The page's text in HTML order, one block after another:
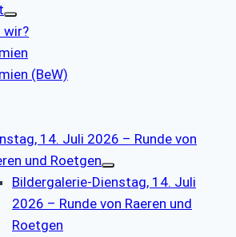
wir?
(BeW)
14. Juli 2026 – Runde von
und Roetgen
Bildergalerie-Dienstag, 14. Juli
2026 – Runde von Raeren und
Roetgen